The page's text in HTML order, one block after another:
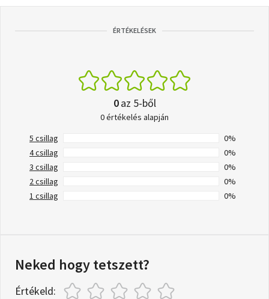
ÉRTÉKELÉSEK
0az 5-ből
0 értékelés alapján
5 csillag
0%
4 csillag
0%
3 csillag
0%
2 csillag
0%
1 csillag
0%
Neked hogy tetszett?
Értékeld: